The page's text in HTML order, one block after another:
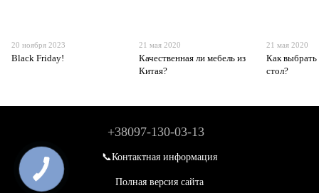
20 ноября 2023
Black Friday!
21 мая 2020
Качественная ли мебель из
Китая?
21 мая 2020
Как
стол?
+38097-130-03-13
📞Контактная информация
Полная версия сайта